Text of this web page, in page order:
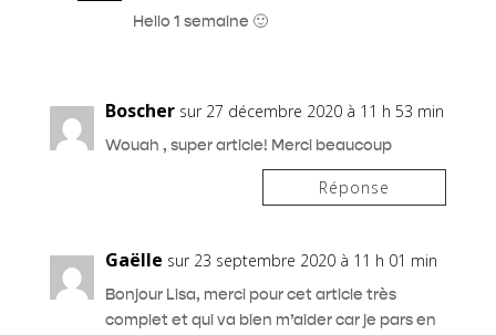
Hello 1 semaine 🙂
Boscher sur 27 décembre 2020 à 11 h 53 min
Wouah , super article! Merci beaucoup
Réponse
Gaëlle sur 23 septembre 2020 à 11 h 01 min
Bonjour Lisa, merci pour cet article très
complet et qui va bien m’aider car je pars en